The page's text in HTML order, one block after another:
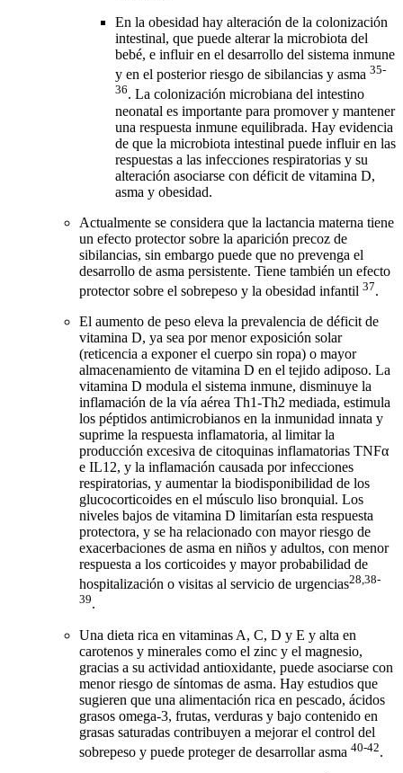
En la obesidad hay alteración de la colonización
intestinal, que puede alterar la microbiota del
bebé, e influir en el desarrollo del sistema inmune
y en el posterior riesgo de sibilancias y asma 35-
36. La colonización microbiana del intestino
neonatal es importante para promover y mantener
una respuesta inmune equilibrada. Hay evidencia
de que la microbiota intestinal puede influir en las
respuestas a las infecciones respiratorias y su
alteración asociarse con déficit de vitamina D,
asma y obesidad.
Actualmente se considera que la lactancia materna tiene
un efecto protector sobre la aparición precoz de
sibilancias, sin embargo puede que no prevenga el
desarrollo de asma persistente. Tiene también un efecto
protector sobre el sobrepeso y la obesidad infantil 37.
El aumento de peso eleva la prevalencia de déficit de
vitamina D, ya sea por menor exposición solar
(reticencia a exponer el cuerpo sin ropa) o mayor
almacenamiento de vitamina D en el tejido adiposo. La
vitamina D modula el sistema inmune, disminuye la
inflamación de la vía aérea Th1-Th2 mediada, estimula
los péptidos antimicrobianos en la inmunidad innata y
suprime la respuesta inflamatoria, al limitar la
producción excesiva de citoquinas inflamatorias TNFα
e IL12, y la inflamación causada por infecciones
respiratorias, y aumentar la biodisponibilidad de los
glucocorticoides en el músculo liso bronquial. Los
niveles bajos de vitamina D limitarían esta respuesta
protectora, y se ha relacionado con mayor riesgo de
exacerbaciones de asma en niños y adultos, con menor
respuesta a los corticoides y mayor probabilidad de
hospitalización o visitas al servicio de urgencias28,38-
39.
Una dieta rica en vitaminas A, C, D y E y alta en
carotenos y minerales como el zinc y el magnesio,
gracias a su actividad antioxidante, puede asociarse con
menor riesgo de síntomas de asma. Hay estudios que
sugieren que una alimentación rica en pescado, ácidos
grasos omega-3, frutas, verduras y bajo contenido en
grasas saturadas contribuyen a mejorar el control del
sobrepeso y puede proteger de desarrollar asma 40-42.